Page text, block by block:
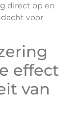
direct op en
voor
effect
van